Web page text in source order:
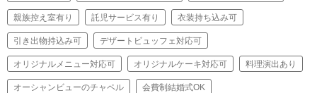
親族控え室有り 託児サービス有り 衣装持ち込み可
引き出物持込み可 デザートビュッフェ対応可
オリジナルメニュー対応可 オリジナルケーキ対応可 料理演出あり
オーシャンビューのチャペル 会費制結婚式OK